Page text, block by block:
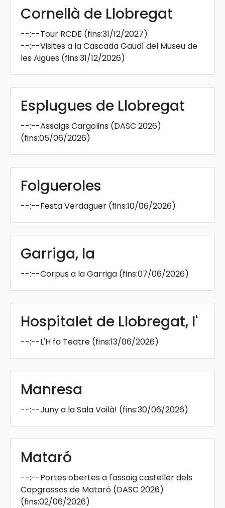
Cornellà de Llobregat
--:--Tour RCDE (fins:31/12/2027)
--:--Visites a la Cascada Gaudí del Museu de
les Aigües (fins:31/12/2026)
Esplugues de Llobregat
--:--Assaigs Cargolins (DASC 2026)
(fins:05/06/2026)
Folgueroles
--:--Festa Verdaguer (fins:10/06/2026)
Garriga, la
--:--Corpus a la Garriga (fins:07/06/2026)
Hospitalet de Llobregat, l'
--:--L'H fa Teatre (fins:13/06/2026)
Manresa
--:--Juny a la Sala Voilà! (fins:30/06/2026)
Mataró
--:--Portes obertes a l'assaig casteller dels
Capgrossos de Mataró (DASC 2026)
(fins:02/06/2026)